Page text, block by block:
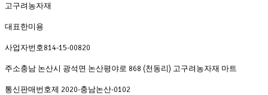
고구려농자재
대표한미용
사업자번호814-15-00820
주소충남 논산시 광석면 논산평야로 868 (천동리) 고구려농자재 마트
통신판매번호제 2020-충남논산-0102